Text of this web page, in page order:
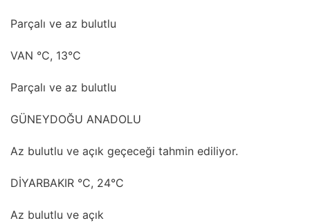
Parçalı ve az bulutlu
VAN °C, 13°C
Parçalı ve az bulutlu
GÜNEYDOĞU ANADOLU
Az bulutlu ve açık geçeceği tahmin ediliyor.
DİYARBAKIR °C, 24°C
Az bulutlu ve açık